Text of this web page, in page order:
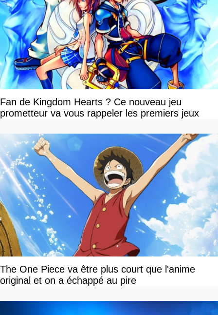
Fan de Kingdom Hearts ? Ce nouveau jeu
prometteur va vous rappeler les premiers jeux
The One Piece va être plus court que l'anime
original et on a échappé au pire